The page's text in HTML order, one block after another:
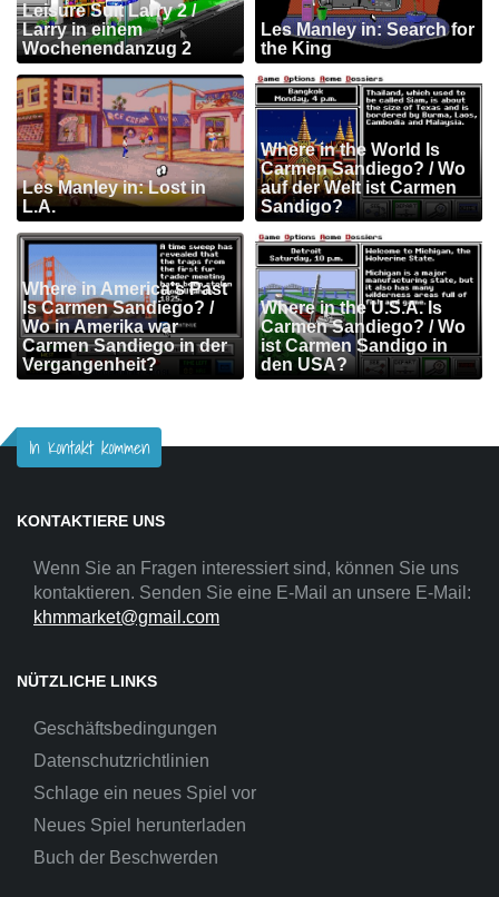
Leisure Suit Larry 2 /
Larry in einem
Wochenendanzug 2
Les Manley in: Search for
the King
Les Manley in: Lost in
L.A.
Where in the World Is
Carmen Sandiego? / Wo
auf der Welt ist Carmen
Sandigo?
Where in America's Past
Is Carmen Sandiego? /
Wo in Amerika war
Carmen Sandiego in der
Vergangenheit?
Where in the U.S.A. Is
Carmen Sandiego? / Wo
ist Carmen Sandigo in
den USA?
In Kontakt kommen
KONTAKTIERE UNS
Wenn Sie an Fragen interessiert sind, können Sie uns
kontaktieren. Senden Sie eine E-Mail an unsere E-Mail:
khmmarket@gmail.com
NÜTZLICHE LINKS
Geschäftsbedingungen
Datenschutzrichtlinien
Schlage ein neues Spiel vor
Neues Spiel herunterladen
Buch der Beschwerden